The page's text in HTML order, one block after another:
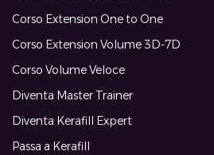
Corso Extension One to One
Corso Extension Volume 3D-7D
Corso Volume Veloce
Diventa Master Trainer
Diventa Kerafill Expert
Passa a Kerafill